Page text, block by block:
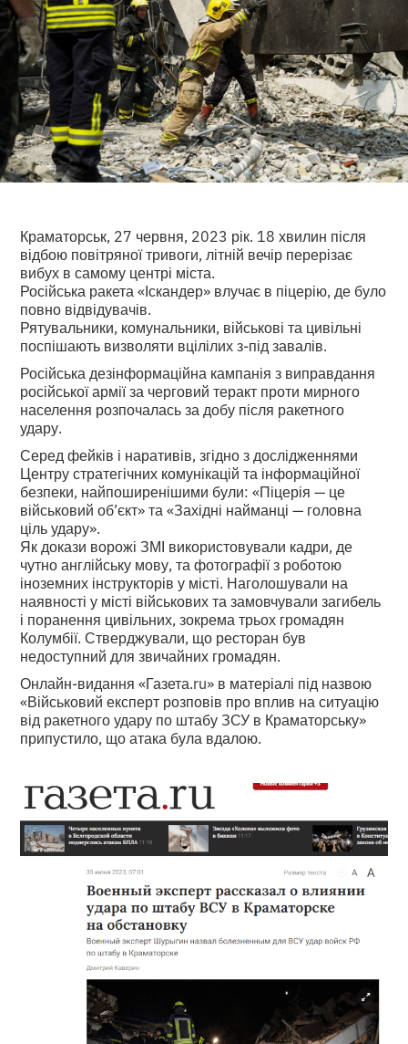
Краматорськ, 27 червня, 2023 рік. 18 хвилин після
відбою повітряної тривоги, літній вечір перерізає
вибух в самому центрі міста.
Російська ракета «Іскандер» влучає в піцерію, де було
повно відвідувачів.
Рятувальники, комунальники, військові та цивільні
поспішають визволяти вцілілих з-під завалів.
Російська дезінформаційна кампанія з виправдання
російської армії за черговий теракт проти мирного
населення розпочалась за добу після ракетного
удару.
Серед фейків і наративів, згідно з дослідженнями
Центру стратегічних комунікацій та інформаційної
безпеки, найпоширенішими були: «Піцерія — це
військовий об’єкт» та «Західні найманці — головна
ціль удару».
Як докази ворожі ЗМІ використовували кадри, де
чутно англійську мову, та фотографії з роботою
іноземних інструкторів у місті. Наголошували на
наявності у місті військових та замовчували загибель
і поранення цивільних, зокрема трьох громадян
Колумбії. Стверджували, що ресторан був
недоступний для звичайних громадян.
Онлайн-видання «Газета.ru» в матеріалі під назвою
«Військовий експерт розповів про вплив на ситуацію
від ракетного удару по штабу ЗСУ в Краматорську»
припустило, що атака була вдалою.